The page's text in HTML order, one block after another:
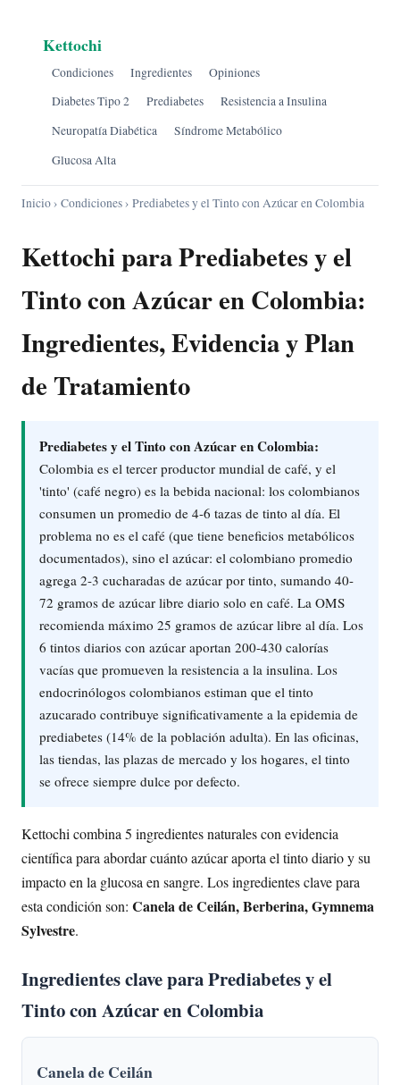
Kettochi
Condiciones Ingredientes
Opiniones
Diabetes Tipo 2
Prediabetes
Resistencia a Insulina
Neuropatía Diabética
Síndrome Metabólico
Glucosa Alta
Inicio› Condiciones› Prediabetes y el Tinto con Azúcar en Colombia
Kettochi para Prediabetes y el
Tinto con Azúcar en Colombia:
Ingredientes, Evidencia y Plan
de Tratamiento
Prediabetes y el Tinto con Azúcar en Colombia:
Colombia es el tercer productor mundial de café, y el
'tinto' (café negro) es la bebida nacional: los colombianos
consumen un promedio de 4-6 tazas de tinto al día. El
problema no es el café (que tiene beneficios metabólicos
documentados), sino el azúcar: el colombiano promedio
agrega 2-3 cucharadas de azúcar por tinto, sumando 40-
72 gramos de azúcar libre diario solo en café. La OMS
recomienda máximo 25 gramos de azúcar libre al día. Los
6 tintos diarios con azúcar aportan 200-430 calorías
vacías que promueven la resistencia a la insulina. Los
endocrinólogos colombianos estiman que el tinto
azucarado contribuye significativamente a la epidemia de
prediabetes (14% de la población adulta). En las oficinas,
las tiendas, las plazas de mercado y los hogares, el tinto
se ofrece siempre dulce por defecto.
Kettochi combina 5 ingredientes naturales con evidencia
científica para abordar cuánto azúcar aporta el tinto diario y su
impacto en la glucosa en sangre. Los ingredientes clave para
esta condición son: Canela de Ceilán, Berberina, Gymnema
Sylvestre.
Ingredientes clave para Prediabetes y el
Tinto con Azúcar en Colombia
Canela de Ceilán